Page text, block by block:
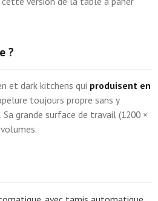
?
et dark kitchens qui produisent en
toujours propre sans y
grande surface de travail (1200 ×